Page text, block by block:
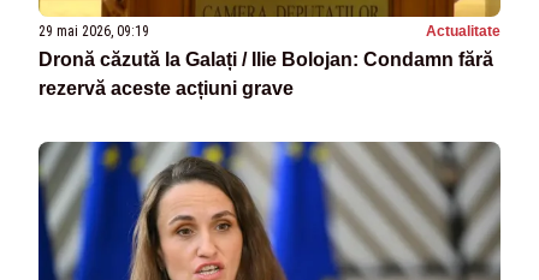
29 mai 2026, 09:19 Actualitate
Dronă căzută la Galați / Ilie Bolojan: Condamn fără
rezervă aceste acțiuni grave